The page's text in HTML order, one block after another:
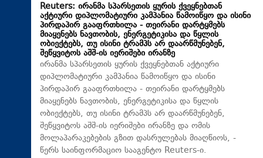
Reuters: ირანმა სპარსეთის ყურის ქვეყნებთან
აქტიური დიპლომატიური კამპანია წამოიწყო და ისინი
პირდაპირ გააფრთხილა - თეირანი დარტყმებს
მიაყენებს ნავთობის, ენერგეტიკისა და წყლის
ობიექტებს, თუ ისინი ტრამპს არ დაარწმუნებენ,
შეწყვიტოს აშშ-ის იერიშები ირანზე
ირანმა სპარსეთის ყურის ქვეყნებთან აქტიური
დიპლომატიური კამპანია წამოიწყო და ისინი
პირდაპირ გააფრთხილა - თეირანი დარტყმებს
მიაყენებს ნავთობის, ენერგეტიკისა და წყლის
ობიექტებს, თუ ისინი ტრამპს არ დაარწმუნებენ,
შეწყვიტოს აშშ-ის იერიშები ირანზე და ომის
მოლაპარაკებების გზით დასრულებას მიაღწიოს, -
წერს საინფორმაციო სააგენტო Reuters-ი.